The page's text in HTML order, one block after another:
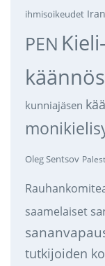
ihmisoikeudet Iran
PEN
kunniajäsen
Oleg Sentsov
saamelaiset
tutkijoiden